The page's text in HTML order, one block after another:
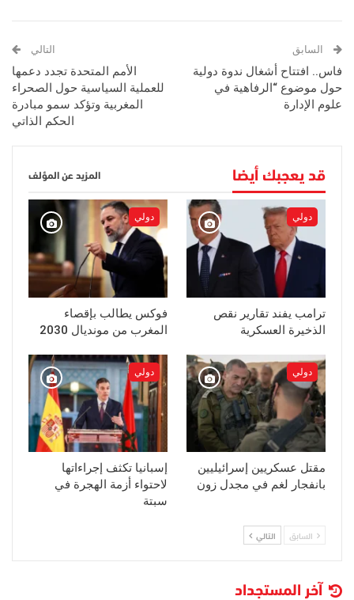
السابق
فاس.. افتتاح أشغال ندوة دولية
حول موضوع “الرفاهية في
علوم الإدارة
التالي
الأمم المتحدة تجدد دعمها
للعملية السياسية حول الصحراء
المغربية وتؤكد سمو مبادرة
الحكم الذاتي
قد يعجبك أيضا المزيد عن المؤلف
دولي
ترامب يفند تقارير نقص
الذخيرة العسكرية
دولي
فوكس يطالب بإقصاء
المغرب من مونديال 2030
دولي
مقتل عسكريين إسرائيليين
بانفجار لغم في مجدل زون
دولي
إسبانيا تكثف إجراءاتها
لاحتواء أزمة الهجرة في
سبتة
السابق التالي
آخر المستجداد